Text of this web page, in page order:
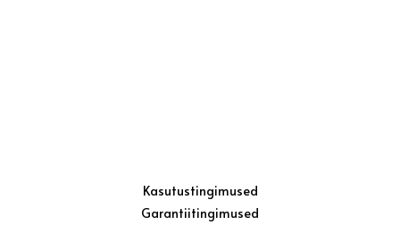
Kasutustingimused
Garantiitingimused